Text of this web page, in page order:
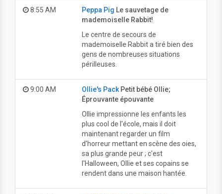
8:55 AM Peppa Pig Le sauvetage de
mademoiselle Rabbit!
Le centre de secours de
mademoiselle Rabbit a tiré bien des
gens de nombreuses situations
périlleuses.
9:00 AM Ollie's PackPetit bébé Ollie;
Éprouvante épouvante
Ollie impressionne les enfants les
plus cool de l'école, mais il doit
maintenant regarder un film
d'horreur mettant en scène des oies,
sa plus grande peur ; c'est
l'Halloween, Ollie et ses copains se
rendent dans une maison hantée.